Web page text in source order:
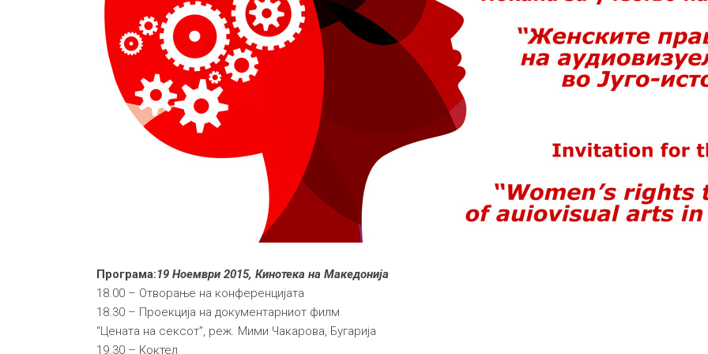
Програма:19 Ноември 2015, Кинотека на Македонија
18.00 – Отворање на конференцијата
18.30 – Проекција на документарниот филм
“Цената на сексот”, реж. Мими Чакарова, Бугарија
19.30 – Коктел